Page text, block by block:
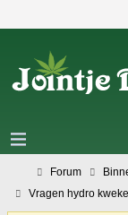
Forum
Vragen hydro